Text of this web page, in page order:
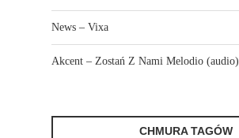
News – Vixa
Akcent – Zostań Z Nami Melodio (audio)
CHMURA TAGÓW